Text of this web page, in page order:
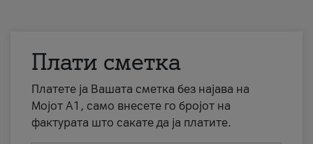
Плати сметка
Платете ја Вашата сметка без најава на
Мојот А1, само внесете го бројот на
фактурата што сакате да ја платите.